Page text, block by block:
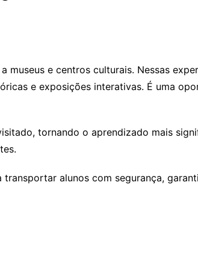
e centros culturais. Nessas
e exposições interativas. É uma
tornando o aprendizado mais
transportar alunos com segurança,